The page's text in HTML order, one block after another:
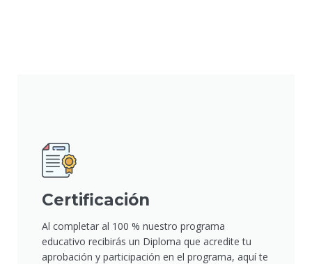
Certificación
Al completar al 100 % nuestro programa
educativo recibirás un Diploma que acredite tu
aprobación y participación en el programa, aquí te